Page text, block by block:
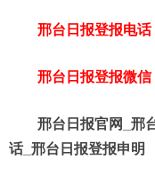
邢台日报登报电
邢台日报登报微
邢台日报官网_邢
话_邢台日报登报申明